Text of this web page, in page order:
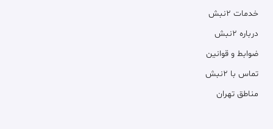
خدمات ۲نبش
درباره ۲نبش
ضوابط و قوانین
تماس با ۲نبش
مناطق تهران